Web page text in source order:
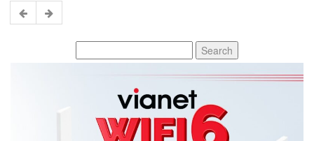
for: